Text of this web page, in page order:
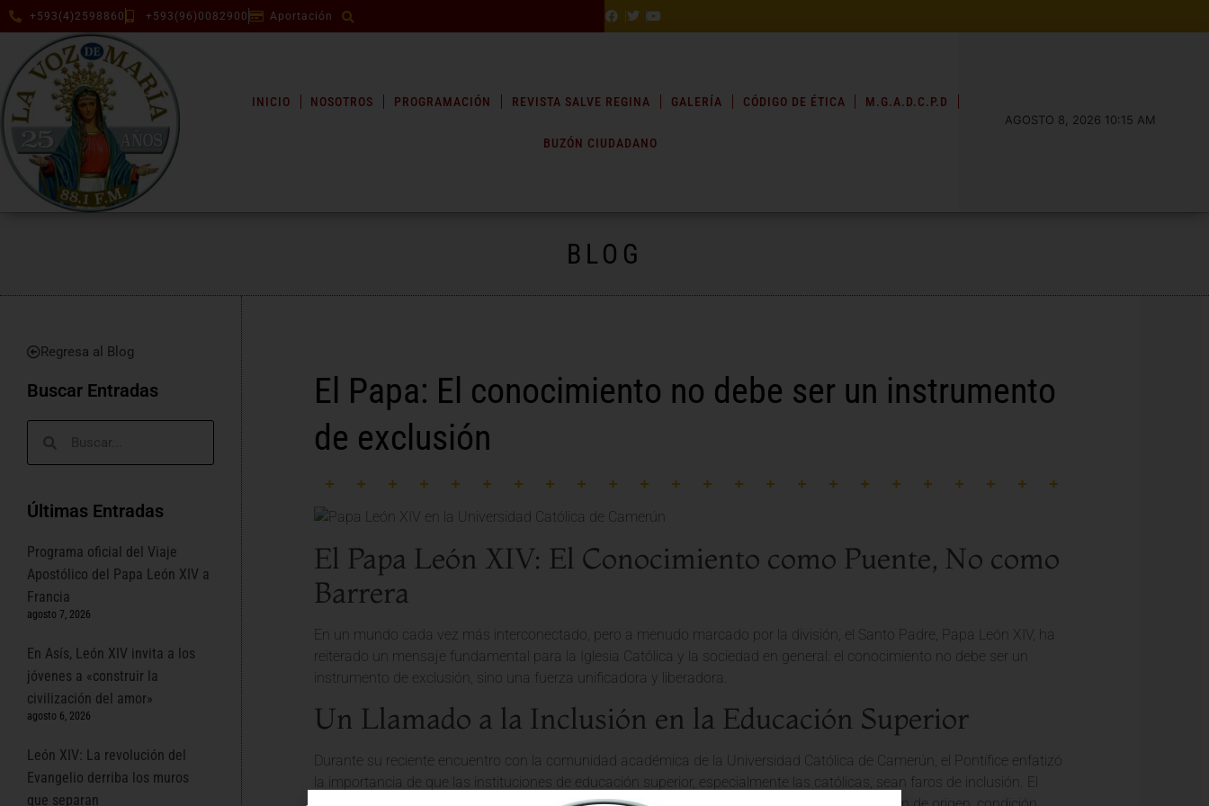
+593(4)2598860 +593(96)0082900 Aportación
INICIO NOSOTROS PROGRAMACIÓN REVISTA SALVE REGINA GALERÍA CÓDIGO DE ÉTICA M.G.A.D.C.P.D
BUZÓN CIUDADANO
AGOSTO 8, 2026 10:15 AM
BLOG
Regresa al Blog
Buscar Entradas
Últimas Entradas
Programa oficial del Viaje
Apostólico del Papa León XIV a
Francia
agosto 7, 2026
En Asís, León XIV invita a los
jóvenes a «construir la
civilización del amor»
agosto 6, 2026
León XIV: La revolución del
Evangelio derriba los muros
que separan
El Papa: El conocimiento no debe ser un instrumento
de exclusión
El Papa León XIV: El Conocimiento como Puente, No como
Barrera
En un mundo cada vez más interconectado, pero a menudo marcado por la división, el Santo Padre, Papa León XIV, ha
reiterado un mensaje fundamental para la Iglesia Católica y la sociedad en general: el conocimiento no debe ser un
instrumento de exclusión, sino una fuerza unificadora y liberadora.
Un Llamado a la Inclusión en la Educación Superior
Durante su reciente encuentro con la comunidad académica de la Universidad Católica de Camerún, el Pontífice enfatizó
la importancia de que las instituciones de educación superior, especialmente las católicas, sean faros de inclusión. El